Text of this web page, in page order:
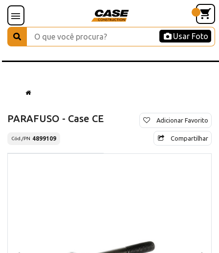
Usar Foto
PARAFUSO - Case CE
Cód./PN 4899109
Adicionar Favorito
Compartilhar